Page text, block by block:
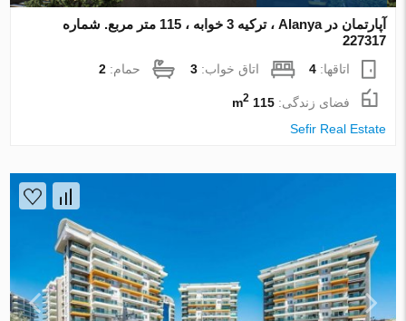
آپارتمان در Alanya ، ترکیه 3 خوابه ، 115 متر مربع. شماره
227317
اتاقها:4 اتاق خواب:3 حمام:2
فضای زندگی:115 m
2
Sefir Real Estate